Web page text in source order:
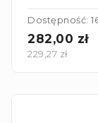
Dostępność:
282,00 zł
229,27 zł